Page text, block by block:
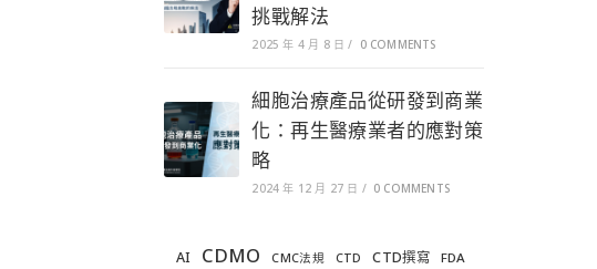
挑戰解法
2025 年 4 月 8 日 / 0 COMMENTS
細胞治療產品從研發到商業
化：再生醫療業者的應對策
略
2024 年 12 月 27 日 / 0 COMMENTS
AI CDMO CMC法規 CTD CTD撰寫 FDA